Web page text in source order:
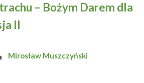
– Bożym Darem dla
II
Mirosław Muszczyński